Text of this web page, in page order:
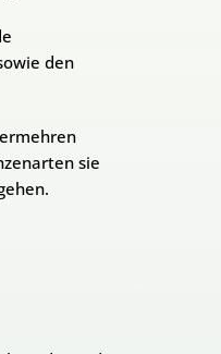
den
sie